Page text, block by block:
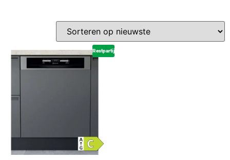
Restpartij